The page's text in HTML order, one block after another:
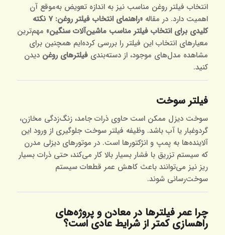
انتخاب فیلتر روغن مناسب نیز به اندازه تعویض به‌موقع آن
اهمیت دارد. در مقاله «
راهنمای انتخاب فیلتر روغن: 7 نکته
کلیدی برای انتخاب فیلتر مناسب ماشین‌آلات سنگین» مهم‌ترین
معیارهای انتخاب این فیلتر را بررسی کرده‌ایم همچنین برای
مشاهده مدل‌های موجود، از دسته‌بندی فیلترهای روغن دیدن
کنید.
فیلتر سوخت
سوخت دیزل ممکن است حاوی ذرات جامد، زنگ‌زدگی مخازن،
گردوغبار یا آب باشد. وظیفه فیلتر سوخت جلوگیری از ورود این
آلاینده‌ها به پمپ و انژکتورها است. در موتورهای دیزلی مدرن
که سیستم تزریق با فشار بسیار بالا کار می‌کند، حتی ذرات بسیار
ریز نیز می‌توانند باعث کاهش عمر قطعات سیستم
سوخت‌رسانی شوند.
چرا عمر فیلترها در معادن و پروژه‌های
راهسازی کمتر از شرایط عادی است؟